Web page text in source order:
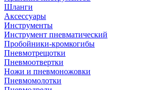
Шланги
Аксессуары
Инструменты
Инструмент пневматический
Пробойники-кромкогибы
Пневмотрещотки
Пневмоотвертки
Ножи и пневмоножовки
Пневмомолотки